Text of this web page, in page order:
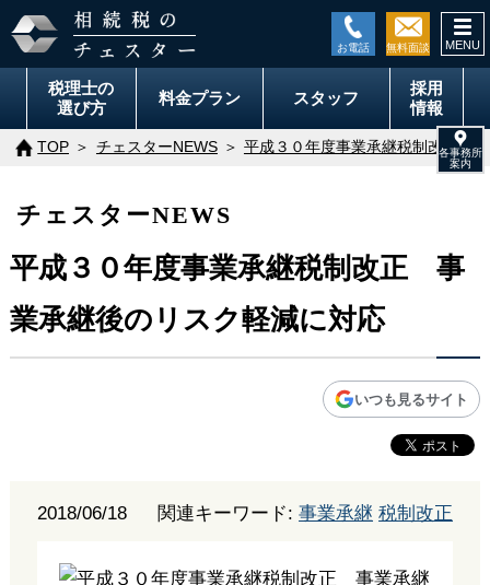
税理士の
選び方
料金プラン スタッフ
採用
情報
TOP チェスターNEWS 平成３０年度事業承継税制改正
チェスターNEWS
平成３０年度事業承継税制改正 事
業承継後のリスク軽減に対応
いつも見るサイト
2018/06/18 関連キーワード:事業承継 税制改正